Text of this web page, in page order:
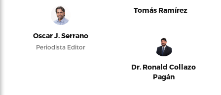
Oscar J. Serrano
Periodista Editor
Tomás Ramírez
Dr. Ronald Collazo
Pagán